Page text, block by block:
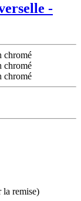
-
la remise)